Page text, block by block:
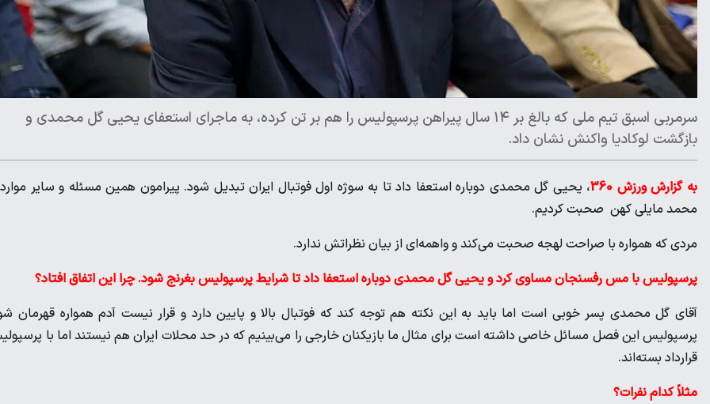
سرمربی اسبق تیم ملی که بالغ بر ۱۴ سال پیراهن پرسپولیس را هم بر تن کرده، به ماجرای استعفای یحیی گل محمدی و
بازگشت لوکادیا واکنش نشان داد.
به گزارش ورزش 360
، یحیی گل محمدی دوباره استعفا داد تا به سوژه اول فوتبال ایران تبدیل شود. پیرامون همین مسئله و سایر موارد
محمد مایلی کهن صحبت کردیم.
مردی که همواره با صراحت لهجه صحبت می‌کند و واهمه‌ای از بیان نظراتش ندارد.
پرسپولیس با مس رفسنجان مساوی کرد و یحیی گل محمدی دوباره استعفا داد تا شرایط پرسپولیس بغرنج شود. چرا این اتفاق افتاد؟
آقای گل محمدی پسر خوبی است اما باید به این نکته هم توجه کند که فوتبال بالا و پایین دارد و قرار نیست آدم همواره قهرمان
پرسپولیس این فصل مسائل خاصی داشته است برای مثال ما بازیکنان خارجی را می‌بینیم که در حد محلات ایران هم نیستند اما با
قرارداد بسته‌اند.
مثلاً کدام نفرات؟